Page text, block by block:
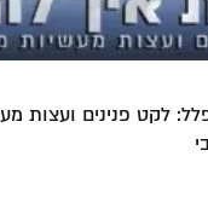
לקט פנינים ועצות